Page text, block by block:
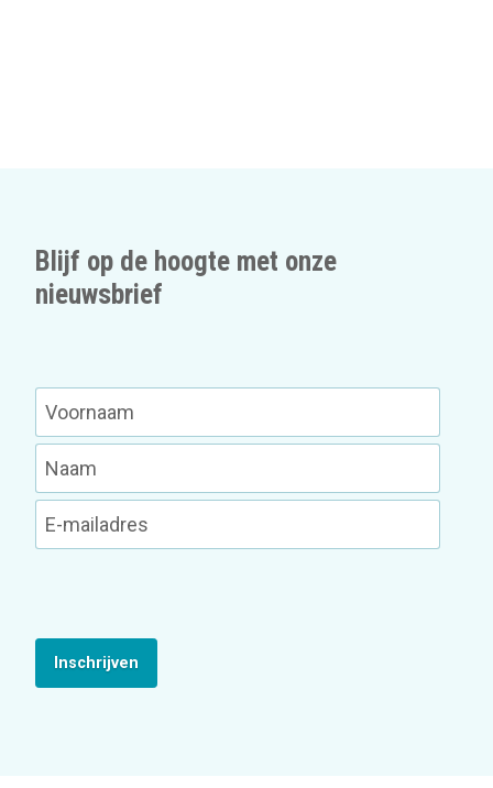
Blijf op de hoogte met onze
nieuwsbrief
Inschrijven